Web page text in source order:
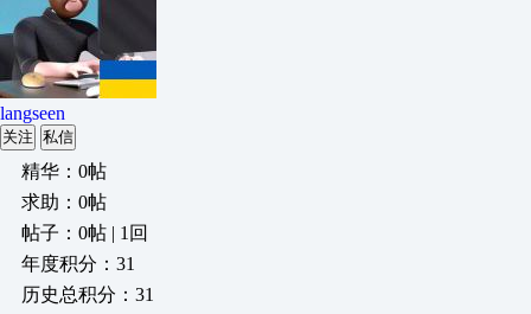
langseen
关注 私信
精华：0帖
求助：0帖
帖子：0帖 | 1回
年度积分：31
历史总积分：31